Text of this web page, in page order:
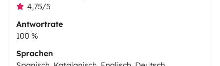
4,75/5
Antwortrate
100 %
Sprachen